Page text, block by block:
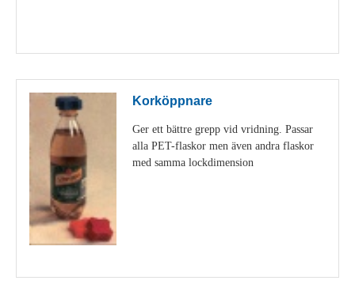
Korköppnare
Ger ett bättre grepp vid vridning. Passar
alla PET-flaskor men även andra flaskor
med samma lockdimension